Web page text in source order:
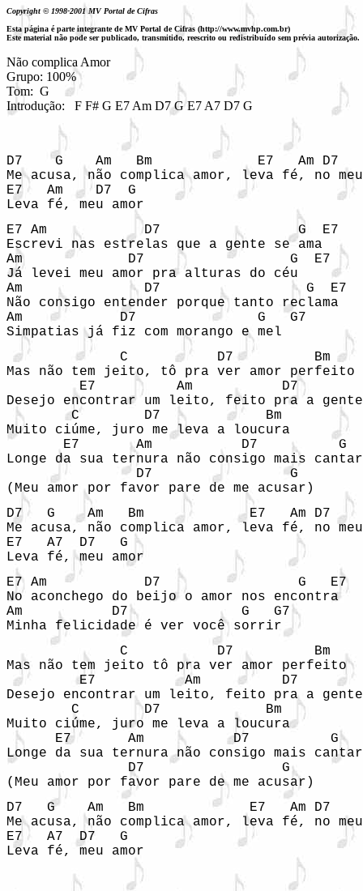
Copyright © 1998-2001 MV Portal de Cifras
Esta página é parte integrante de MV Portal de Cifras (http://www.mvhp.com.br)
Este material não pode ser publicado, transmitido, reescrito ou redistribuído sem prévia autorização.
Não complica Amor
Grupo: 100%
Tom:  G
Introdução:
F F# G E7 Am D7 G E7 A7 D7 G
D7    G    Am   Bm             E7
Me acusa, não complica amor, leva fé, no meu
E7   Am    D7  G
Leva fé, meu amor
E7 Am            D7                 G  E7
Escrevi nas estrelas que a gente se ama
Am             D7                  G  E7
Já levei meu amor pra alturas do céu
Am               D7                  G  E7
Não consigo entender porque tanto reclama
Am            D7               G   G7
Simpatias já fiz com morango e mel
              C           D7          Bm
Mas não tem jeito, tô pra ver amor perfeito
E7          Am           D7
Desejo encontrar um leito, feito pra a gente
        C        D7             Bm
Muito ciúme, juro me leva a loucura
       E7       Am           D7          G
Longe da sua ternura não consigo mais cantar
                D7                 G
(Meu amor por favor pare de me acusar)
D7   G    Am   Bm             E7   Am D7
Me acusa, não complica amor, leva fé, no
E7   A7  D7   G
Leva fé, meu amor
E7 Am            D7                 G   E7
No aconchego do beijo o amor nos encontra
Am           D7              G   G7
Minha felicidade é ver você sorrir
              C           D7          Bm
Mas não tem jeito tô pra ver amor perfeito
E7           Am          D7
Desejo encontrar um leito, feito pra a gente
        C        D7             Bm
Muito ciúme, juro me leva a loucura
      E7       Am           D7          G
Longe da sua ternura não consigo mais cantar
               D7                 G
(Meu amor por favor pare de me acusar)
D7   G    Am   Bm             E7   Am D7
Me acusa, não complica amor, leva fé, no
E7   A7  D7   G
Leva fé, meu amor